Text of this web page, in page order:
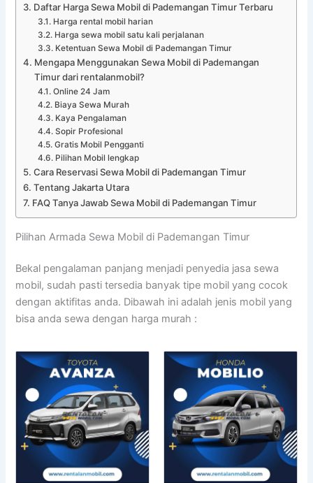
Daftar Harga Sewa Mobil di Pademangan Timur Terbaru
Harga rental mobil harian
Harga sewa mobil satu kali perjalanan
Ketentuan Sewa Mobil di Pademangan Timur
Mengapa Menggunakan Sewa Mobil di Pademangan
Timur dari rentalanmobil?
Online 24 Jam
Biaya Sewa Murah
Kaya Pengalaman
Sopir Profesional
Gratis Mobil Pengganti
Pilihan Mobil lengkap
Cara Reservasi Sewa Mobil di Pademangan Timur
Tentang Jakarta Utara
FAQ Tanya Jawab Sewa Mobil di Pademangan Timur
Pilihan Armada Sewa Mobil di Pademangan Timur
Bekal pengalaman panjang menjadi penyedia jasa sewa
mobil, sudah pasti tersedia banyak tipe mobil yang cocok
dengan aktifitas anda. Dibawah ini adalah jenis mobil yang
bisa anda sewa dengan harga murah :